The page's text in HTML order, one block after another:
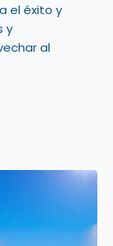
el éxito y
y
al